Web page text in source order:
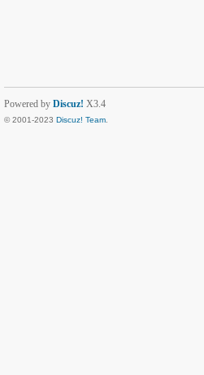
Powered by Discuz! X3.4
© 2001-2023 Discuz! Team